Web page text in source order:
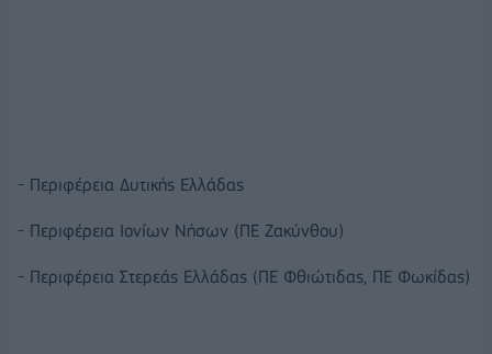
- Περιφέρεια Δυτικής Ελλάδας
- Περιφέρεια Ιονίων Νήσων (ΠΕ Ζακύνθου)
- Περιφέρεια Στερεάς Ελλάδας (ΠΕ Φθιώτιδας, ΠΕ Φωκίδας)